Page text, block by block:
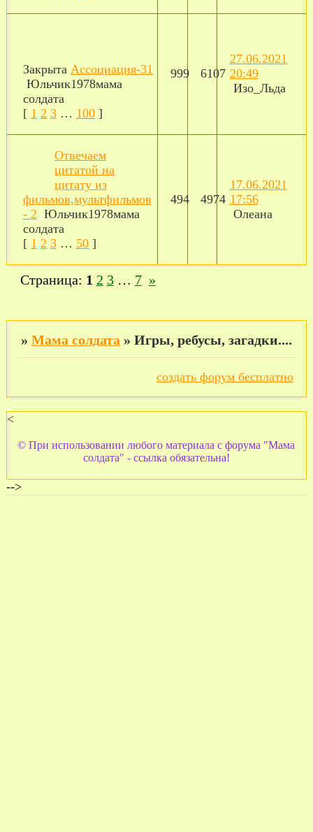
Закрыта Ассоциация-31
Юльчик1978мама
солдата
[ 1 2 3 … 100 ]
999 6107
27.06.2021
20:49
Изо_Льда
Отвечаем
цитатой на
цитату из
фильмов,мультфильмов
- 2 Юльчик1978мама
солдата
[ 1 2 3 … 50 ]
494 4974
17.06.2021
17:56
Олеана
Страница: 1 2 3 … 7 »
» Мама солдата » Игры, ребусы, загадки....
создать форум бесплатно
<
© При использовании любого материала с форума "Мама
солдата" - ссылка обязательна!
-->